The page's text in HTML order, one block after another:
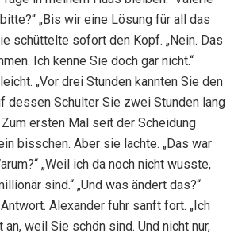
„Bis wir eine Lösung für all das
schüttelte sofort den Kopf. „Nein. Das
Ich kenne Sie doch gar nicht.“
„Vor drei Stunden kannten Sie den
dessen Schulter Sie zwei Stunden lang
Zum ersten Mal seit der Scheidung
bisschen. Aber sie lachte. „Das war
„Weil ich da noch nicht wusste,
sind.“ „Und was ändert das?“
Alexander fuhr sanft fort. „Ich
weil Sie schön sind. Und nicht nur,